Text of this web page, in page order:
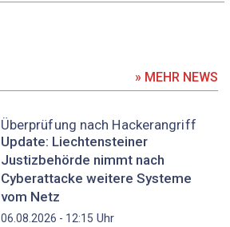
» MEHR NEWS
Überprüfung nach Hackerangriff
Update: Liechtensteiner
Justizbehörde nimmt nach
Cyberattacke weitere Systeme
vom Netz
06.08.2026 - 12:15 Uhr